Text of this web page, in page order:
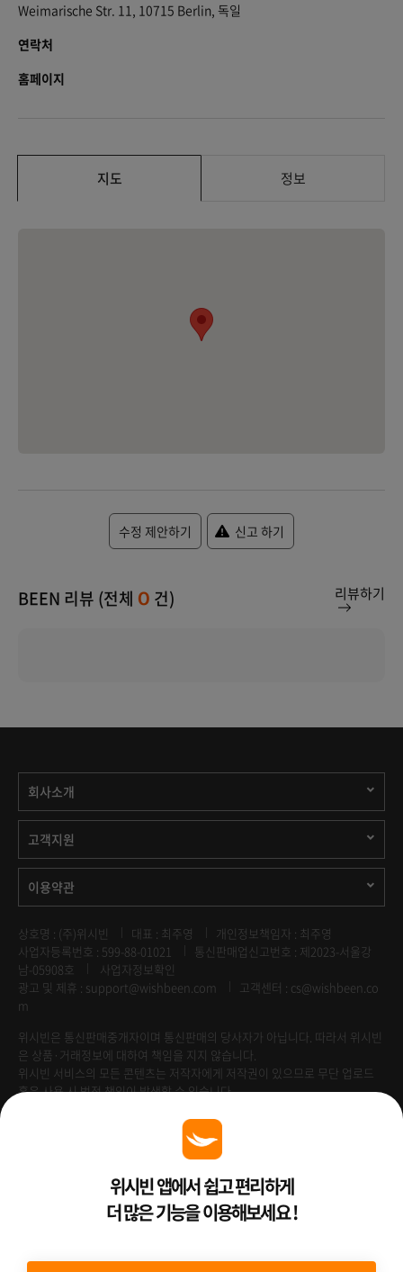
Weimarische Str. 11, 10715 Berlin, 독일
연락처
홈페이지
지도 정보
수정 제안하기 신고 하기
BEEN 리뷰 (전체 0 건) 리뷰하기
회사소개
고객지원
이용약관
상호명 : (주)위시빈 대표 : 최주영
개인정보책임자 : 최주영
사업자등록번호 : 599-88-01021
통신판매업신고번호 : 제2023-서울강
남-05908호
사업자정보확인
광고 및 제휴 : support@wishbeen.com
고객센터 : cs@wishbeen.co
m
위시빈은 통신판매중개자이며 통신판매의 당사자가 아닙니다. 따라서 위시빈
은 상품·거래정보에 대하여 책임을 지지 않습니다.
위시빈 서비스의 모든 콘텐츠는 저작자에게 저작권이 있으므로 무단 업로드
혹은 사용 시 법적 책임이 발생할 수 있습니다.
Venture Enterprise위시빈 앱에서 쉽고 편리하게
더 많은 기능을 이용해보세요 !